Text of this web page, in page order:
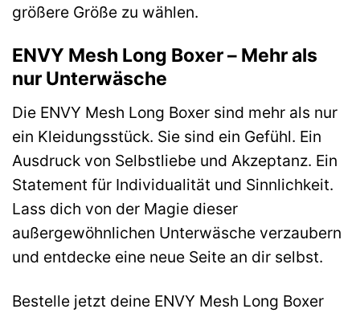
größere Größe zu wählen.
ENVY Mesh Long Boxer – Mehr als
nur Unterwäsche
Die ENVY Mesh Long Boxer sind mehr als nur
ein Kleidungsstück. Sie sind ein Gefühl. Ein
Ausdruck von Selbstliebe und Akzeptanz. Ein
Statement für Individualität und Sinnlichkeit.
Lass dich von der Magie dieser
außergewöhnlichen Unterwäsche verzaubern
und entdecke eine neue Seite an dir selbst.
Bestelle jetzt deine ENVY Mesh Long Boxer